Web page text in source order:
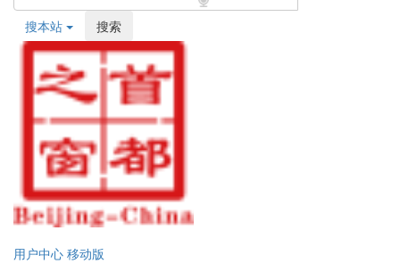
搜本站 搜索
用户中心 移动版